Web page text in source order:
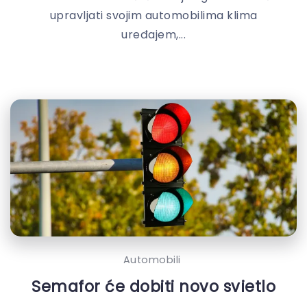
upravljati svojim automobilima klima
uređajem,...
Automobili
Semafor će dobiti novo svjetlo